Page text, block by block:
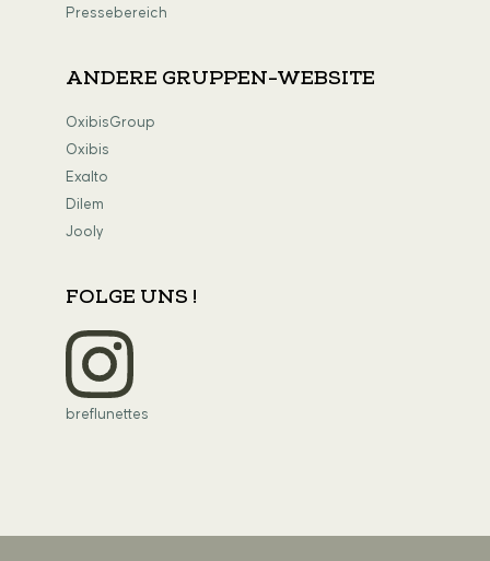
FOLGE UNS !
breflunettes
Pressebereich
ANDERE GRUPPEN-WEBSITE
OxibisGroup
Oxibis
Exalto
Dilem
Jooly